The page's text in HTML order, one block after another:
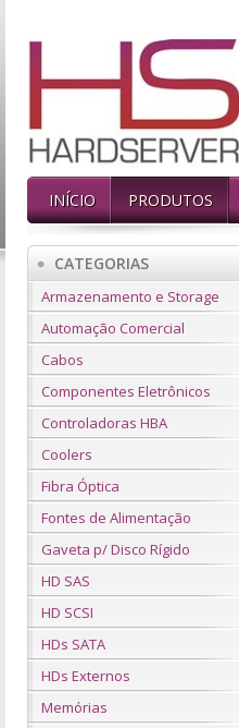
INÍCIO PRODUTOS
CATEGORIAS
Armazenamento e Storage
Automação Comercial
Cabos
Componentes Eletrônicos
Controladoras HBA
Coolers
Fibra Óptica
Fontes de Alimentação
Gaveta p/ Disco Rígido
HD SAS
HD SCSI
HDs SATA
HDs Externos
Memórias